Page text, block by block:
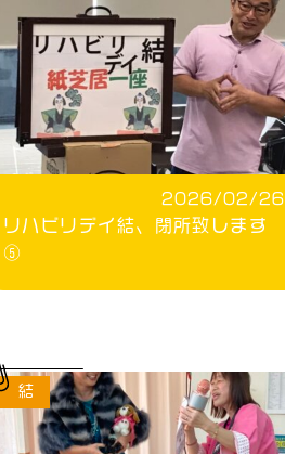
2026/02/26
リハビリデイ結、閉所致します
⑤
結